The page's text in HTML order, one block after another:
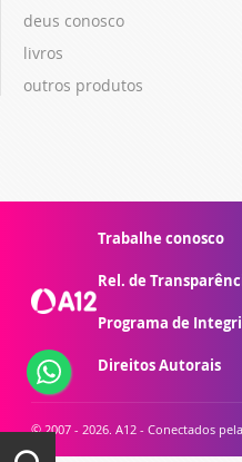
deus conosco
livros
outros produtos
Trabalhe conosco
Rel. de
Programa de
Direitos Autorais
© 2007 - 2026. A12 - Conectados